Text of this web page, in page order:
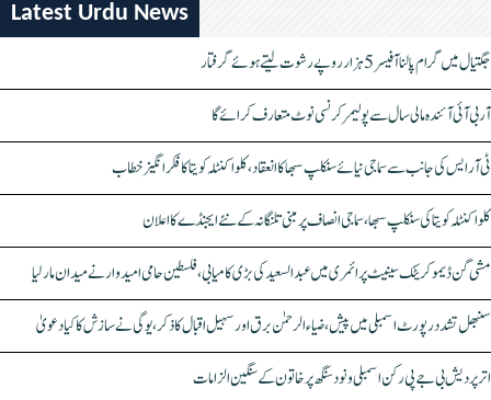
Latest Urdu News
جگتیال میں گرام پالنا آفیسر 5 ہزار روپے رشوت لیتے ہوئے گرفتار
آر بی آئی آئندہ مالی سال سے پولیمر کرنسی نوٹ متعارف کرائے گا
ٹی آر ایس کی جانب سے سماجی نیائے سنکلپ سبھا کا انعقاد، کلواکنٹلہ کویتا کا فکر انگیز خطاب
کلواکنٹلہ کویتا کی سنکلپ سبھا، سماجی انصاف پر مبنی تلنگانہ کے نئے ایجنڈے کا اعلان
مشی گن ڈیموکریٹک سینیٹ پرائمری میں عبدالسعید کی بڑی کامیابی، فلسطین حامی امیدوار نے میدان مار لیا
سنبھل تشدد رپورٹ اسمبلی میں پیش، ضیاء الرحمٰن برق اور سہیل اقبال کا ذکر، یوگی نے سازش کا کیا دعویٰ
اتر پردیش بی جے پی رکن اسمبلی ونود سنگھ پر خاتون کے سنگین الزامات